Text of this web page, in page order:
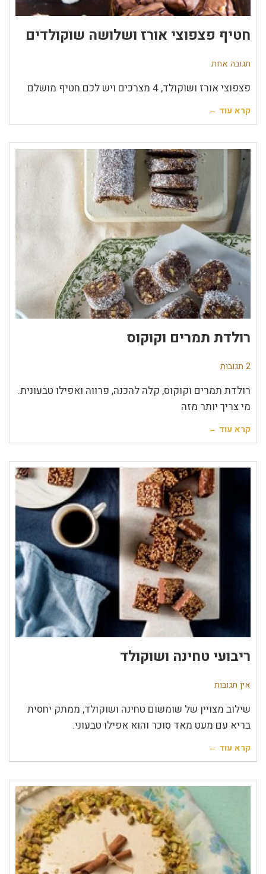
חטיף פצפוצי אורז ושלושה שוקולדים
תגובה אחת
פצפוצי אורז ושוקולד, 4 מצרכים ויש לכם חטיף מושלם
קרא עוד ←
רולדת תמרים וקוקוס
2 תגובות
רולדת תמרים וקוקוס, קלה להכנה, פרווה ואפילו טבעונית.
מי צריך יותר מזה
קרא עוד ←
ריבועי טחינה ושוקולד
אין תגובות
שילוב מצויין של שומשום טחינה ושוקולד, ממתק יחסית
בריא עם מעט מאד סוכר והוא אפילו טבעוני.
קרא עוד ←